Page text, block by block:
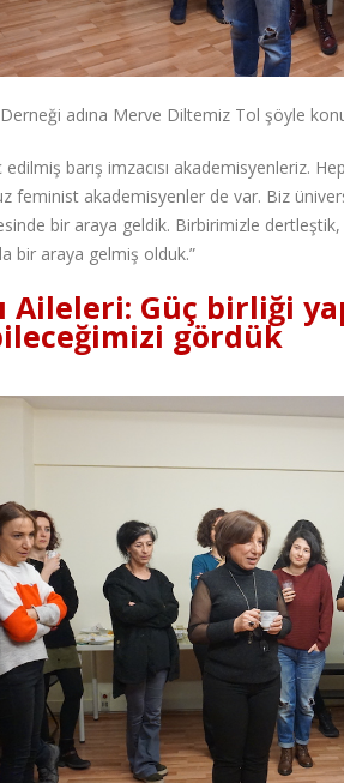
Derneği adına Merve Diltemiz Tol şöyle
barış imzacısı akademisyenleriz.
feminist akademisyenler de var. Biz
bir araya geldik. Birbirimizle
bir araya gelmiş olduk.”
Aileleri: Güç birliği
gördük